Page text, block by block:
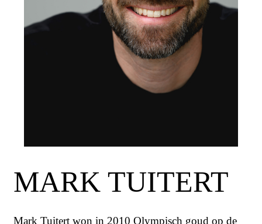
MARK TUITERT
Mark Tuitert won in 2010 Olympisch goud op de